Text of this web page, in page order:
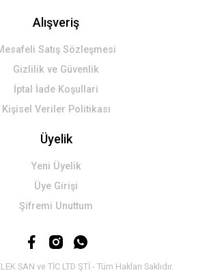
Alışveriş
Satış Sözleşmesi
Gizlilik ve Güvenlik
İptal İade Koşullari
Kişisel Veriler Politikası
Üyelik
Yeni Üyelik
Üye Girişi
Şifremi Unuttum
SAN ve TİC LTD ŞTİ - Tüm Hakları Saklıdır.